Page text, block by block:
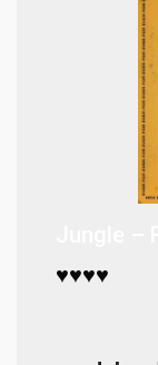
♥♥♥♥